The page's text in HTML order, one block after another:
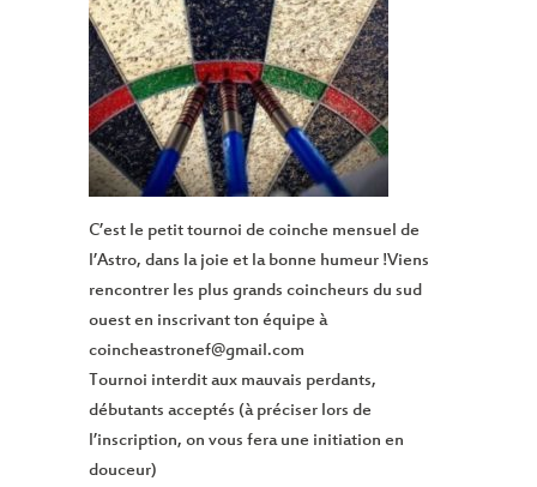
C’est le petit tournoi de coinche mensuel de
l’Astro, dans la joie et la bonne humeur !Viens
rencontrer les plus grands coincheurs du sud
ouest en inscrivant ton équipe à
coincheastronef@gmail.com
Tournoi interdit aux mauvais perdants,
débutants acceptés (à préciser lors de
l’inscription, on vous fera une initiation en
douceur)